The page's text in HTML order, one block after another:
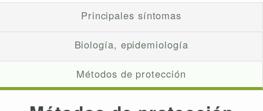
Principales síntomas
Biología, epidemiología
Métodos de protección